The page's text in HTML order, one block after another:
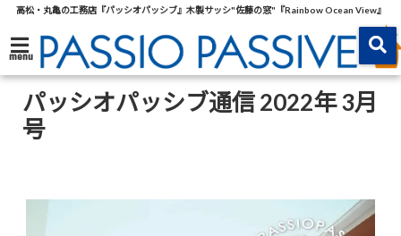
高松・丸亀の工務店『パッシオパッシブ』木製サッシ"佐藤の窓"『Rainbow Ocean View』
menu
パッシオパッシブ通信 2022年 3月
号